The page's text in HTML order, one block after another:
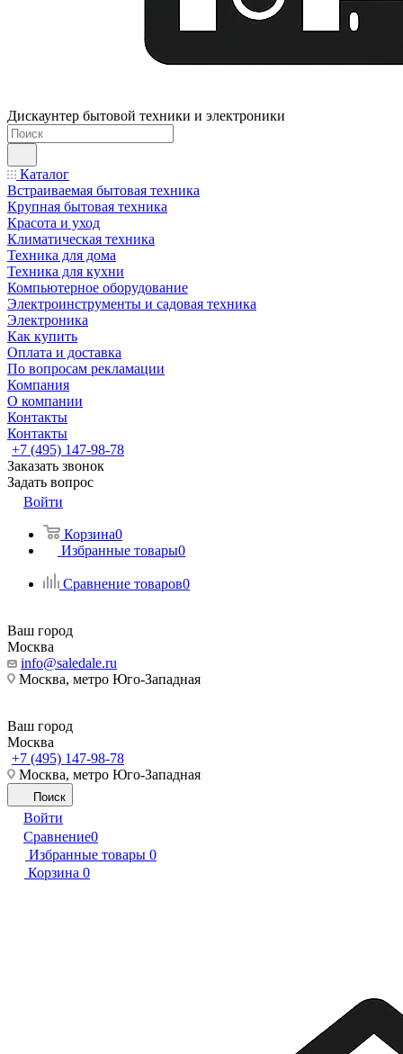
Дискаунтер бытовой техники и электроники
Каталог
Встраиваемая бытовая техника
Крупная бытовая техника
Красота и уход
Климатическая техника
Техника для дома
Техника для кухни
Компьютерное оборудование
Электроинструменты и садовая техника
Электроника
Как купить
Оплата и доставка
По вопросам рекламации
Компания
О компании
Контакты
Контакты
+7 (495) 147-98-78
Заказать звонок
Задать вопрос
Войти
Корзина0
Избранные товары0
Сравнение товаров0
Ваш город
Москва
info@saledale.ru
Москва, метро Юго-Западная
Ваш город
Москва
+7 (495) 147-98-78
Москва, метро Юго-Западная
Поиск
Войти
Сравнение0
Избранные товары 0
Корзина 0